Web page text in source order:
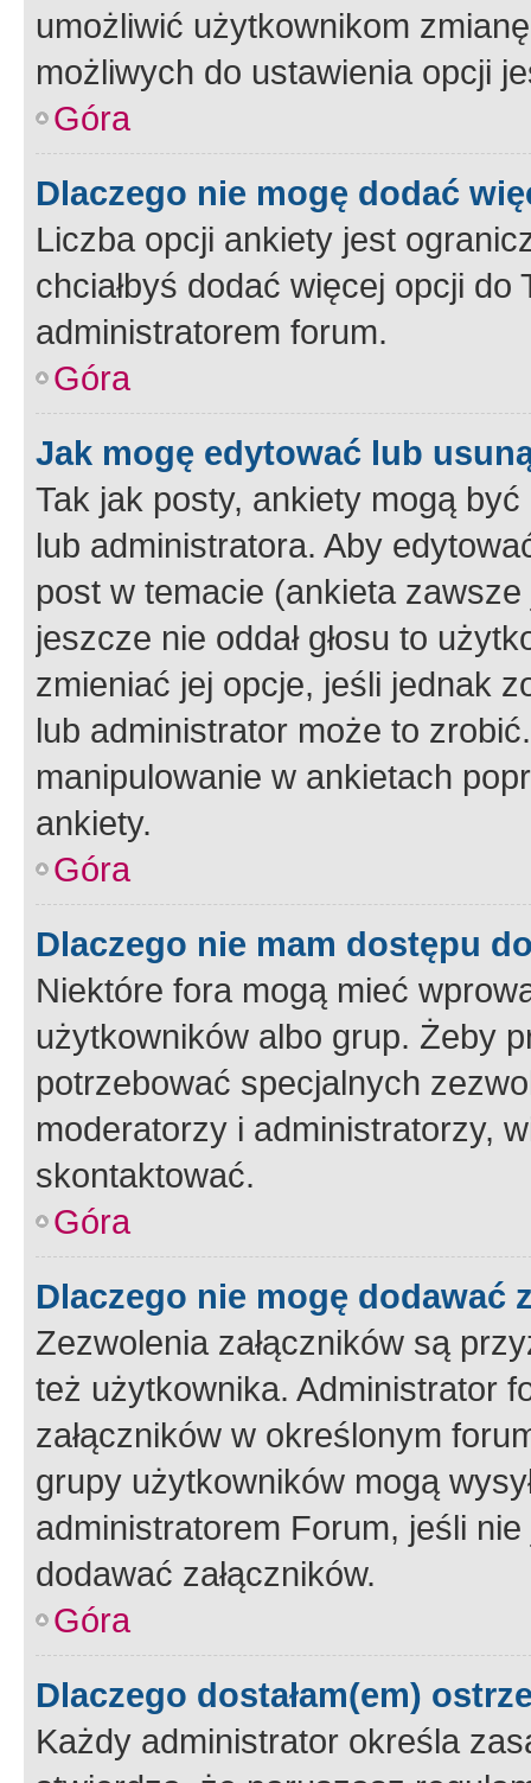
umożliwić użytkownikom
możliwych do ustawienia opcji
Góra
Dlaczego nie mogę dodać
Liczba opcji ankiety jest
chciałbyś dodać więcej opcji
administratorem forum.
Góra
Jak mogę edytować lub
Tak jak posty, ankiety mogą
lub administratora. Aby
post w temacie (ankieta
jeszcze nie oddał głosu to
zmieniać jej opcje, jeśli jednak
lub administrator może to
manipulowanie w ankietach
ankiety.
Góra
Dlaczego nie mam dostępu
Niektóre fora mogą mieć
użytkowników albo grup. Żeby
potrzebować specjalnych
moderatorzy i administratorzy,
skontaktować.
Góra
Dlaczego nie mogę dodawać
Zezwolenia załączników są
też użytkownika. Administrator
załączników w określonym
grupy użytkowników mogą
administratorem Forum, jeśli
dodawać załączników.
Góra
Dlaczego dostałam(em)
Każdy administrator określa